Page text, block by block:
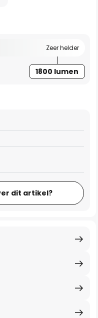
Zeer helder
1800 lumen
dit artikel?